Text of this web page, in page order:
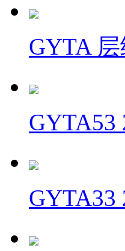
GYTA
GYTA53
GYTA33